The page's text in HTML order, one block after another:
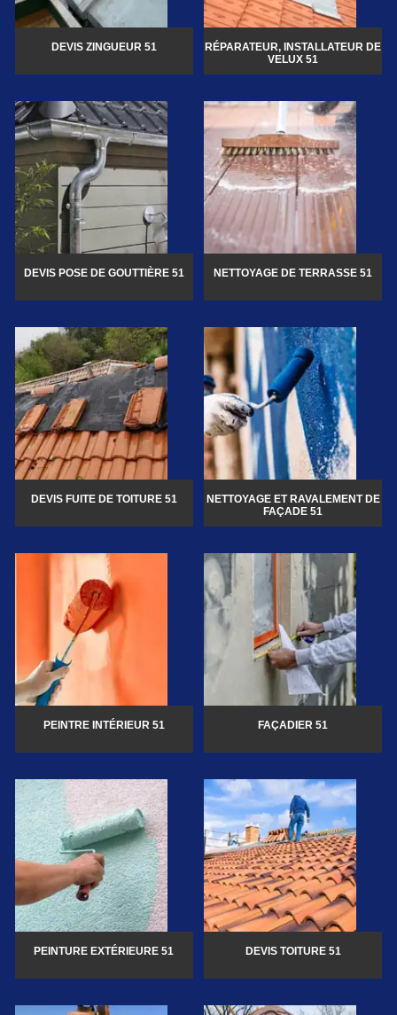
DEVIS ZINGUEUR 51
RÉPARATEUR, INSTALLATEUR DE
VELUX 51
DEVIS POSE DE GOUTTIÈRE 51 NETTOYAGE DE TERRASSE 51
DEVIS FUITE DE TOITURE 51
NETTOYAGE ET RAVALEMENT DE
FAÇADE 51
PEINTRE INTÉRIEUR 51 FAÇADIER 51
PEINTURE EXTÉRIEURE 51 DEVIS TOITURE 51